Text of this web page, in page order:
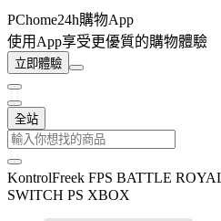
PChome24h購物App
使用App享受更優質的購物體驗
立即體驗
全站
KontrolFreek FPS BATTLE
SWITCH PS XBOX